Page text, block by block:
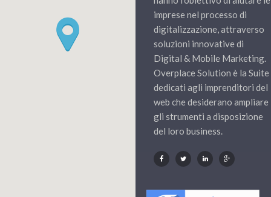
imprese nel processo di
digitalizzazione, attraverso
soluzioni innovative di
Digital & Mobile Marketing.
Overplace Solution è la Suite
dedicati agli imprenditori del
web che desiderano ampliare
gli strumenti a disposizione
del loro business.